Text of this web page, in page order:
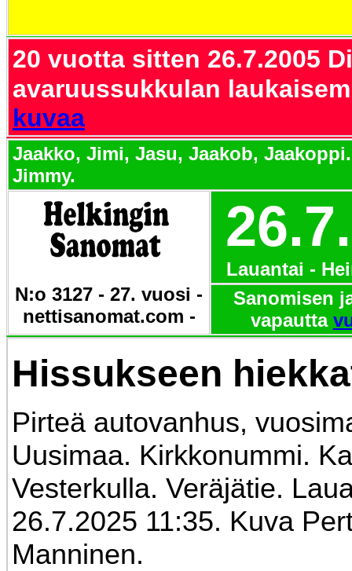
20 vuotta sitten 26.7.2005
avaruussukkulan
kuvaa
Jaakko, Jimi, Jasu, Jaakob,
Jimmy.
N:o 3127 - 27. vuosi -
nettisanomat.com -
Lauantai -
Sanomisen
vapautta
Hissukseen
Pirteä autovanhus,
Uusimaa. Kirkkonummi.
Vesterkulla. Veräjätie.
26.7.2025 11:35. Kuva
Manninen.